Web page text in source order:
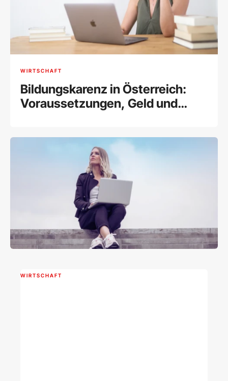
WIRTSCHAFT
Bildungskarenz in Österreich:
Voraussetzungen, Geld und
WIRTSCHAFT